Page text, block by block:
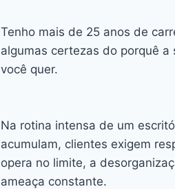
Tenho mais de 25 anos de
algumas certezas do porquê
você quer.
Na rotina intensa de um
acumulam, clientes exigem
opera no limite, a
ameaça constante.